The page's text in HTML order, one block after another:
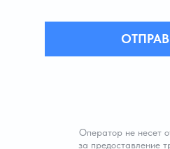
Оператор не несет
за предоставление